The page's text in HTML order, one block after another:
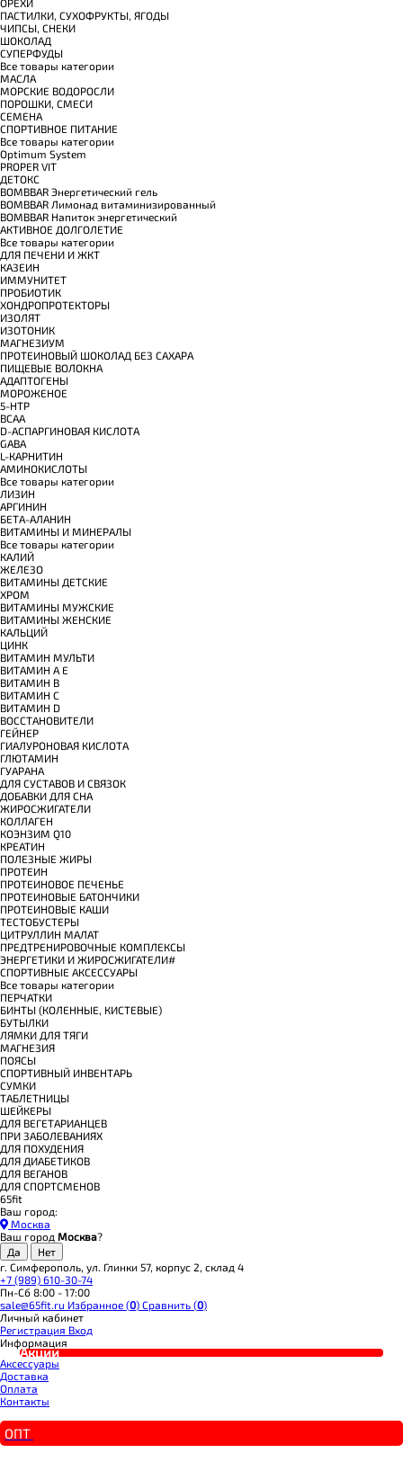
ПАСТИЛКИ, СУХОФРУКТЫ, ЯГОДЫ
ЧИПСЫ, СНЕКИ
ШОКОЛАД
СУПЕРФУДЫ
Все товары категории
МАСЛА
МОРСКИЕ ВОДОРОСЛИ
ПОРОШКИ, СМЕСИ
СЕМЕНА
СПОРТИВНОЕ ПИТАНИЕ
Все товары категории
Optimum System
PROPER VIT
ДЕТОКС
BOMBBAR Энергетический гель
BOMBBAR Лимонад витаминизированный
BOMBBAR Напиток энергетический
АКТИВНОЕ ДОЛГОЛЕТИЕ
Все товары категории
ДЛЯ ПЕЧЕНИ И ЖКТ
КАЗЕИН
ИММУНИТЕТ
ПРОБИОТИК
ХОНДРОПРОТЕКТОРЫ
ИЗОЛЯТ
ИЗОТОНИК
МАГНЕЗИУМ
ПРОТЕИНОВЫЙ ШОКОЛАД БЕЗ САХАРА
ПИЩЕВЫЕ ВОЛОКНА
АДАПТОГЕНЫ
МОРОЖЕНОЕ
5-HTP
BCAA
D-АСПАРГИНОВАЯ КИСЛОТА
GABA
L-КАРНИТИН
АМИНОКИСЛОТЫ
Все товары категории
ЛИЗИН
АРГИНИН
БЕТА-АЛАНИН
ВИТАМИНЫ И МИНЕРАЛЫ
Все товары категории
КАЛИЙ
ЖЕЛЕЗО
ВИТАМИНЫ ДЕТСКИЕ
ХРОМ
ВИТАМИНЫ МУЖСКИЕ
ВИТАМИНЫ ЖЕНСКИЕ
КАЛЬЦИЙ
ЦИНК
ВИТАМИН МУЛЬТИ
ВИТАМИН A E
ВИТАМИН B
ВИТАМИН C
ВИТАМИН D
ВОССТАНОВИТЕЛИ
ГЕЙНЕР
ГИАЛУРОНОВАЯ КИСЛОТА
ГЛЮТАМИН
ГУАРАНА
ДЛЯ СУСТАВОВ И СВЯЗОК
ДОБАВКИ ДЛЯ СНА
ЖИРОСЖИГАТЕЛИ
КОЛЛАГЕН
КОЭНЗИМ Q10
КРЕАТИН
ПОЛЕЗНЫЕ ЖИРЫ
ПРОТЕИН
ПРОТЕИНОВОЕ ПЕЧЕНЬЕ
ПРОТЕИНОВЫЕ БАТОНЧИКИ
ПРОТЕИНОВЫЕ КАШИ
ТЕСТОБУСТЕРЫ
ЦИТРУЛЛИН МАЛАТ
ПРЕДТРЕНИРОВОЧНЫЕ КОМПЛЕКСЫ
ЭНЕРГЕТИКИ И ЖИРОСЖИГАТЕЛИ#
СПОРТИВНЫЕ АКСЕССУАРЫ
Все товары категории
ПЕРЧАТКИ
БИНТЫ (КОЛЕННЫЕ, КИСТЕВЫЕ)
БУТЫЛКИ
ЛЯМКИ ДЛЯ ТЯГИ
МАГНЕЗИЯ
ПОЯСЫ
СПОРТИВНЫЙ ИНВЕНТАРЬ
СУМКИ
ТАБЛЕТНИЦЫ
ШЕЙКЕРЫ
ДЛЯ ВЕГЕТАРИАНЦЕВ
ПРИ ЗАБОЛЕВАНИЯХ
ДЛЯ ПОХУДЕНИЯ
ДЛЯ ДИАБЕТИКОВ
ДЛЯ ВЕГАНОВ
ДЛЯ СПОРТСМЕНОВ
65fit
Ваш город:
Москва
Ваш город Москва?
г. Симферополь, ул. Глинки 57, корпус 2, склад 4
+7 (989) 610-30-74
Пн-Сб 8:00 - 17:00
sale@65fit.ru Избранное (0) Сравнить (0)
Личный кабинет
Регистрация Вход
Информация
Акции
Аксессуары
Доставка
Оплата
Контакты
ОПТ